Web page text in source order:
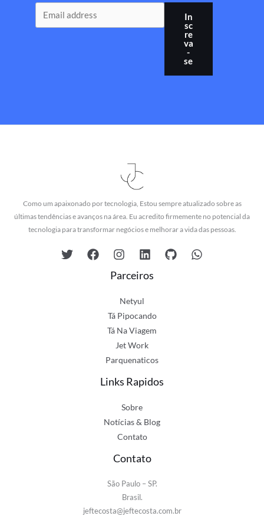
In
sc
re
va
-
se
Como um apaixonado por tecnologia, Estou sempre atualizado sobre as
últimas tendências e avanços na área. Eu acredito firmemente no potencial da
tecnologia para transformar negócios e melhorar a vida das pessoas.
Parceiros
Netyul
Tá Pipocando
Tá Na Viagem
Jet Work
Parquenaticos
Links Rapidos
Sobre
Notícias & Blog
Contato
Contato
São Paulo – SP.
Brasil.
jeftecosta@jeftecosta.com.br